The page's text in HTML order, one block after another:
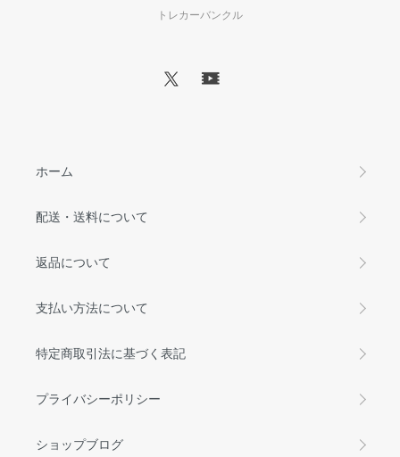
トレカーバンクル
ホーム
配送・送料について
返品について
支払い方法について
特定商取引法に基づく表記
プライバシーポリシー
ショップブログ